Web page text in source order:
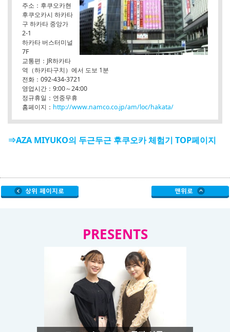
주소：후쿠오카현
후쿠오카시 하카타
구 하카타 중앙가
2-1
하카타 버스터미널
7F
교통편：JR하카타
역（하카타구치）에서 도보 1분
전화：092-434-3721
영업시간：9:00～24:00
정규휴일：연중무휴
홈페이지： http://www.namco.co.jp/am/loc/hakata/
⇒AZA MIYUKO의 두근두근 후쿠오카 체험기 TOP페이지
PRESENTS